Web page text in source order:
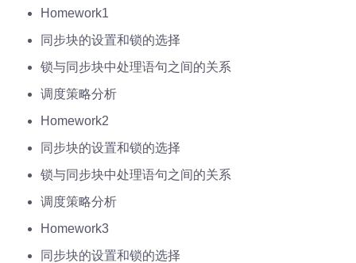
Homework1
同步块的设置和锁的选择
锁与同步块中处理语句之间的关系
调度策略分析
Homework2
同步块的设置和锁的选择
锁与同步块中处理语句之间的关系
调度策略分析
Homework3
同步块的设置和锁的选择